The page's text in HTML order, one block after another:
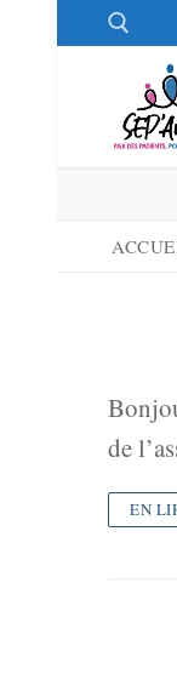
Rechercher :
de
EN